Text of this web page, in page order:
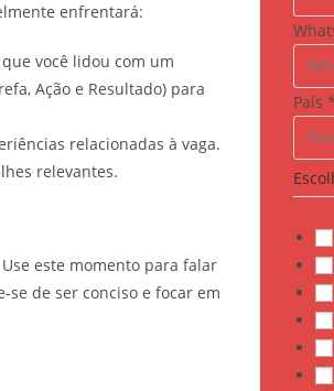
enfrentará:
você lidou com um
Ação e Resultado) para
relacionadas à vaga.
relevantes.
este momento para falar
se de ser conciso e focar em
m
a
l
+
N
o
e
País*